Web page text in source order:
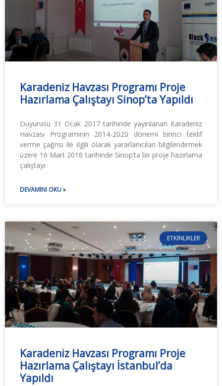
Karadeniz Havzası Programı Proje
Hazırlama Çalıştayı Sinop’ta Yapıldı
Duyurusu 31 Ocak 2017 tarihinde yayınlanan Karadeniz
Havzası Programının 2014-2020 dönemi birinci teklif
verme çağrısı ile ilgili olarak yararlanıcıları bilgilendirmek
üzere 16 Mart 2016 tarihinde Sinop’ta bir proje hazırlama
çalıştayı
DEVAMINI OKU »
ETKINLIKLER
Karadeniz Havzası Programı Proje
Hazırlama Çalıştayı İstanbul’da
Yapıldı